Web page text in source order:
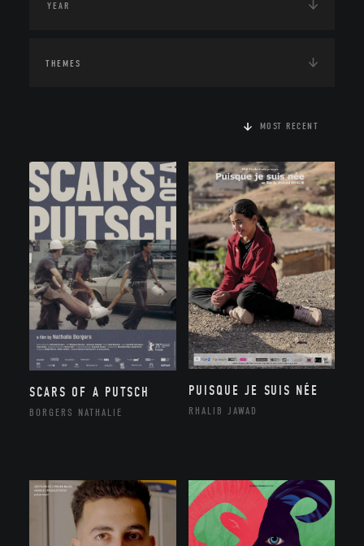
THEMES
MOST RECENT
SCARS OF A PUTSCH
BORGERS NATHALIE
PUISQUE JE SUIS NÉE
RHALIB JAWAD